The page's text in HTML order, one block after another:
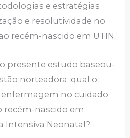
e estratégias
e resolutividade no
recém-nascido em UTIN.
presente estudo baseou-
norteadora: qual o
enfermagem no cuidado
recém-nascido em
Intensiva Neonatal?